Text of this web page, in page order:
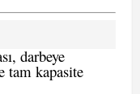
darbeye
tam kapasite